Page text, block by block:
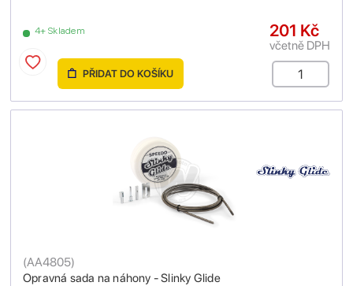
4+ Skladem 201 Kč
včetně DPH
PŘIDAT DO KOŠÍKU
Opravná sada na náhony - Slinky Glide
(AA4805)